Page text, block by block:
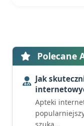
Polecane
Jak
Apteki